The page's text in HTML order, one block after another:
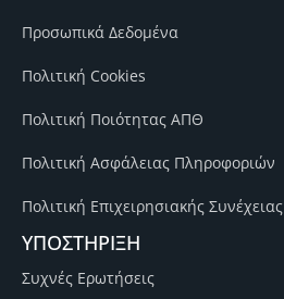
Προσωπικά Δεδομένα
Πολιτική Cookies
Πολιτική Ποιότητας ΑΠΘ
Πολιτική Ασφάλειας Πληροφοριών
Πολιτική Επιχειρησιακής Συνέχειας
ΥΠΟΣΤΗΡΙΞΗ
Συχνές Ερωτήσεις